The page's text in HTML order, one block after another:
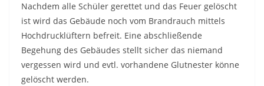
Nachdem alle Schüler gerettet und das Feuer gelöscht
ist wird das Gebäude noch vom Brandrauch mittels
Hochdrucklüftern befreit. Eine abschließende
Begehung des Gebäudes stellt sicher das niemand
vergessen wird und evtl. vorhandene Glutnester könne
gelöscht werden.